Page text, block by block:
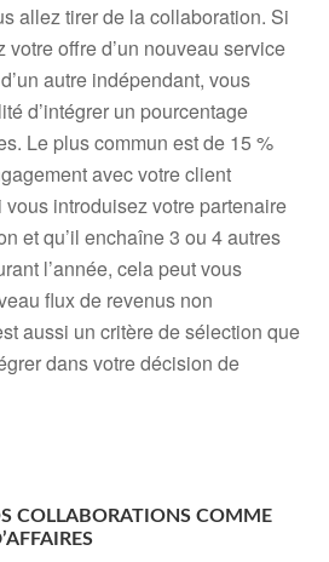
allez tirer de la collaboration. Si
votre offre d’un nouveau service
autre indépendant, vous
d’intégrer un pourcentage
Le plus commun est de 15 %
avec votre client
vous introduisez votre partenaire
et qu’il enchaîne 3 ou 4 autres
l’année, cela peut vous
flux de revenus non
aussi un critère de sélection que
dans votre décision de
COLLABORATIONS COMME